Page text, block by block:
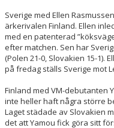
Sverige med Ellen
ärkerivalen Finland. Ellen
med en patenterad
efter matchen. Sen har
(Polen 21-0, Slovakien 15-1).
på fredag ställs Sverige mot
Finland med VM-debutanten
inte heller haft några större
Laget städade av Slovakien
det att Yamou fick göra sitt